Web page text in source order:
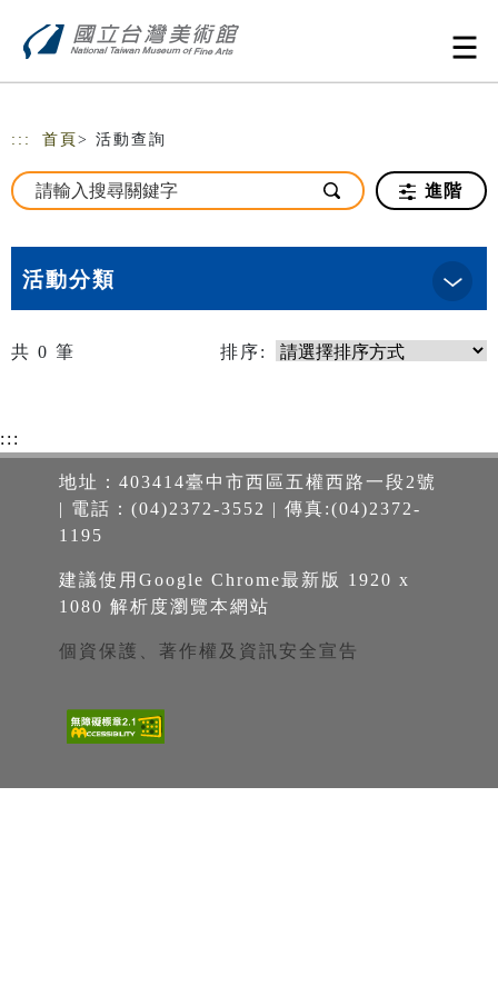
::: 首頁 > 活動查詢
進階
活動分類
共 0 筆 排序:
:::
地址：403414臺中市西區五權西路一段2號
| 電話：(04)2372-3552 | 傳真:(04)2372-
1195
建議使用Google Chrome最新版 1920 x
1080 解析度瀏覽本網站
個資保護、著作權及資訊安全宣告